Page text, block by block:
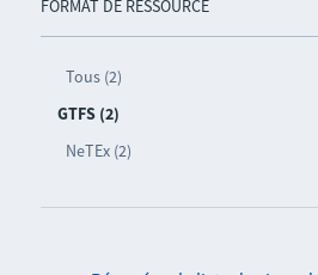
FORMAT DE RESSOURCE
Tous (2)
GTFS (2)
NeTEx (2)